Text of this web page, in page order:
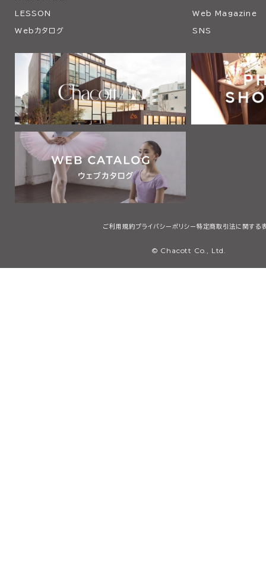
LESSON Web Magazine
Webカタログ SNS
ご利用規約プライバシーポリシー 特定商取引法に関する
© Chacott Co., Ltd.